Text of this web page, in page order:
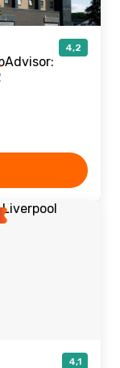
4,2
4,1